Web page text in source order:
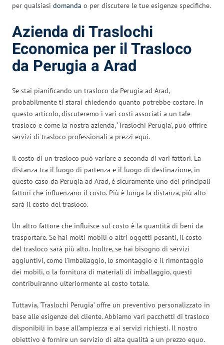
per qualsiasi domanda o per discutere le tue esigenze specifiche.
Azienda di Traslochi
Economica per il Trasloco
da Perugia a Arad
Se stai pianificando un trasloco da Perugia ad Arad,
probabilmente ti starai chiedendo quanto potrebbe costare. In
questo articolo, discuteremo i vari costi associati a un tale
trasloco e come la nostra azienda, ‘Traslochi Perugia’, può offrire
servizi di trasloco professionali a prezzi equi.
Il costo di un trasloco può variare a seconda di vari fattori. La
distanza tra il luogo di partenza e il luogo di destinazione, in
questo caso da Perugia ad Arad, è sicuramente uno dei principali
fattori che influenzano il costo. Più è lunga la distanza, più alto
sarà il costo del trasloco.
Un altro fattore che influisce sul costo è la quantità di beni da
trasportare. Se hai molti mobili o altri oggetti pesanti, il costo
del trasloco sarà più alto. Inoltre, se hai bisogno di servizi
aggiuntivi, come l’imballaggio, lo smontaggio e il rimontaggio
dei mobili, o la fornitura di materiali di imballaggio, questi
contribuiranno ulteriormente al costo totale.
Tuttavia, ‘Traslochi Perugia’ offre un preventivo personalizzato in
base alle esigenze del cliente. Abbiamo vari pacchetti di trasloco
disponibili in base all’ampiezza e ai servizi richiesti. Il nostro
obiettivo è fornire un servizio di alta qualità a un prezzo equo.